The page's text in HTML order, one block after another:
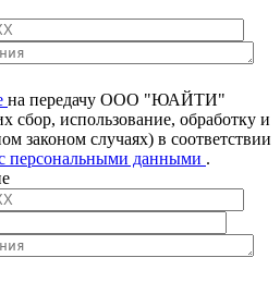
на передачу ООО "ЮАЙТИ"
сбор, использование, обработку и
законом случаях) в соответствии
персональными данными .